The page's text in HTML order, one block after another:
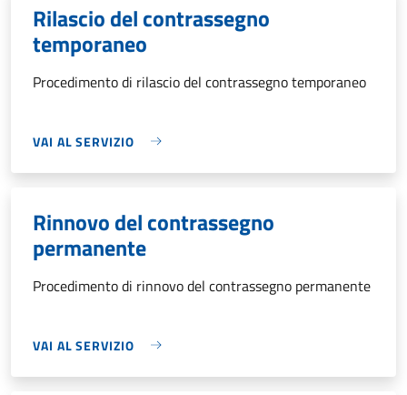
Rilascio del contrassegno
temporaneo
Procedimento di rilascio del contrassegno temporaneo
VAI AL SERVIZIO
Rinnovo del contrassegno
permanente
Procedimento di rinnovo del contrassegno permanente
VAI AL SERVIZIO